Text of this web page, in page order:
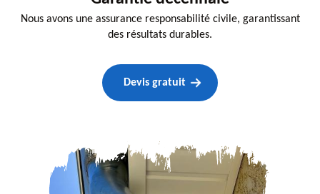
Nous avons une assurance responsabilité civile, garantissant
des résultats durables.
Devis gratuit